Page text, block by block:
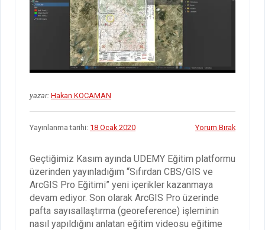
yazar: Hakan KOCAMAN
Yayınlanma tarihi: 18 Ocak 2020 Yorum Bırak
Geçtiğimiz Kasım ayında UDEMY Eğitim platformu
üzerinden yayınladığım “Sıfırdan CBS/GIS ve
ArcGIS Pro Eğitimi” yeni içerikler kazanmaya
devam ediyor. Son olarak ArcGIS Pro üzerinde
pafta sayısallaştırma (georeference) işleminin
nasıl yapıldığını anlatan eğitim videosu eğitime